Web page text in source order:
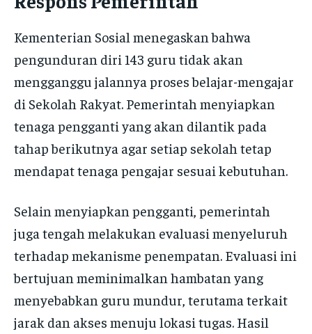
Kementerian Sosial menegaskan bahwa
pengunduran diri 143 guru tidak akan
mengganggu jalannya proses belajar-mengajar
di Sekolah Rakyat. Pemerintah menyiapkan
tenaga pengganti yang akan dilantik pada
tahap berikutnya agar setiap sekolah tetap
mendapat tenaga pengajar sesuai kebutuhan.
Selain menyiapkan pengganti, pemerintah
juga tengah melakukan evaluasi menyeluruh
terhadap mekanisme penempatan. Evaluasi ini
bertujuan meminimalkan hambatan yang
menyebabkan guru mundur, terutama terkait
jarak dan akses menuju lokasi tugas. Hasil